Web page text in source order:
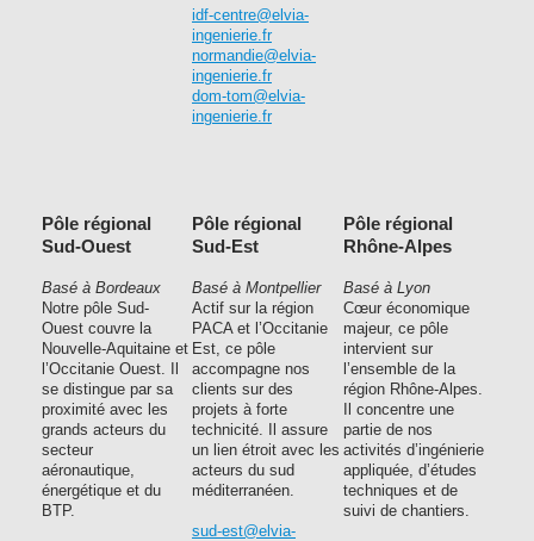
idf-centre@elvia-
ingenierie.fr
normandie@elvia-
ingenierie.fr
dom-tom@elvia-
ingenierie.fr
Pôle régional
Sud-Ouest
Basé à Bordeaux
Notre pôle Sud-
Ouest couvre la
Nouvelle-Aquitaine et
l’Occitanie Ouest. Il
se distingue par sa
proximité avec les
grands acteurs du
secteur
aéronautique,
énergétique et du
BTP.
Pôle régional
Sud-Est
Basé à Montpellier
Actif sur la région
PACA et l’Occitanie
Est, ce pôle
accompagne nos
clients sur des
projets à forte
technicité. Il assure
un lien étroit avec les
acteurs du sud
méditerranéen.
sud-est@elvia-
Pôle régional
Rhône-Alpes
Basé à Lyon
Cœur économique
majeur, ce pôle
intervient sur
l’ensemble de la
région Rhône-Alpes.
Il concentre une
partie de nos
activités d’ingénierie
appliquée, d’études
techniques et de
suivi de chantiers.